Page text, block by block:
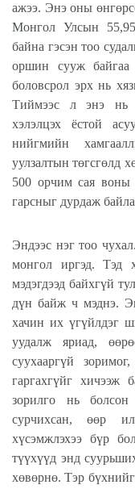
ажээ. Энэ оны
Монгол Улсын
байна гэсэн тоо
оршин сууж
боловсрол эрх нь
Тиймээс л энэ нь
хэлэлцэх ёстой
нийгмийн
уулзалтын төгсгөлд
500 орчим сая воны
гарсныг дурдаж
Эндээс нэг тоо
монгол иргэд. Тэд
мэдэгдээд байхгүй
дүн байж ч мэднэ.
хачин их үгүйлдэг
уудалж яриад,
суухааргүй
гаргахгүйг хичээж
зорилго нь
сурчихсан, өөр
хүсэмжлэхээ бүр
түүхүүд энд
хөвөрнө. Тэр